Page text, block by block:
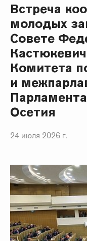
Встреча
молодых
Совете
Комитета
и
Осетия
24 июля 2026 г.